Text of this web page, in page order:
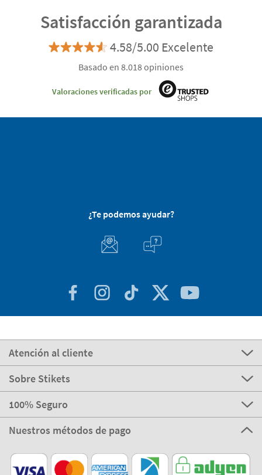
Satisfacción garantizada
4.58/5.00 Excelente
Basado en 8.018 opiniones
Valoraciones verificadas por
¿Te podemos ayudar?
Atención al cliente
Sobre Stikets
100% Seguro
Nuestros métodos de pago